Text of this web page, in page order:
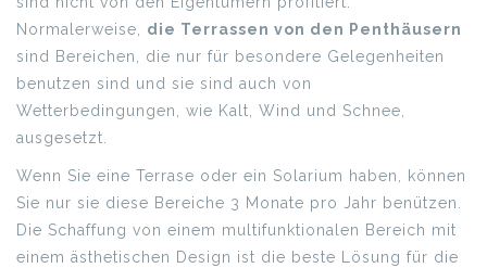
Normalerweise, die Terrassen von den Penthäusern
sind Bereichen, die nur für besondere Gelegenheiten
benutzen sind und sie sind auch von
Wetterbedingungen, wie Kalt, Wind und Schnee,
ausgesetzt.
Wenn Sie eine Terrase oder ein Solarium haben, können
Sie nur sie diese Bereiche 3 Monate pro Jahr benützen.
Die Schaffung von einem multifunktionalen Bereich mit
einem ästhetischen Design ist die beste Lösung für die